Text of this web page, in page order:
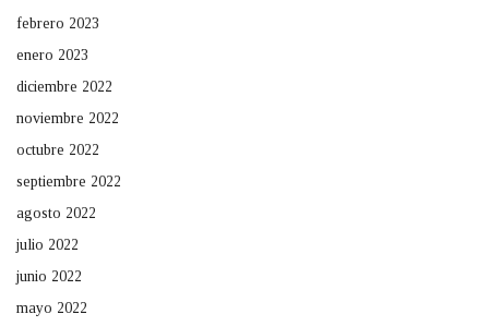
febrero 2023
enero 2023
diciembre 2022
noviembre 2022
octubre 2022
septiembre 2022
agosto 2022
julio 2022
junio 2022
mayo 2022